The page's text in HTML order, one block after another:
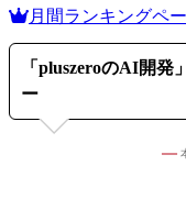
月間ランキングペ
「 pluszeroのAI開発
ー